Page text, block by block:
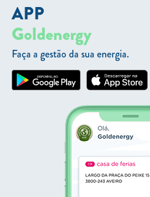
APP
Goldenergy
Faça a gestão da sua energia.